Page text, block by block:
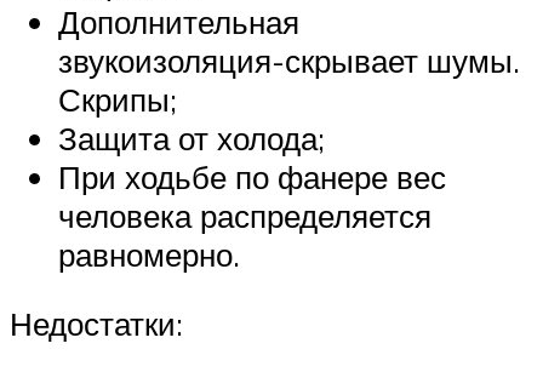
Дополнительная
звукоизоляция-скрывает шумы.
Скрипы;
Защита от холода;
При ходьбе по фанере вес
человека распределяется
равномерно.
Недостатки: